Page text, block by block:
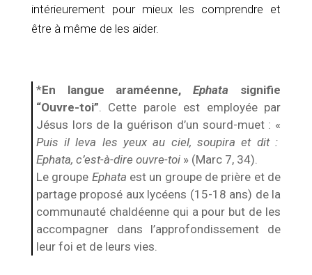
intérieurement pour mieux les comprendre et
être à même de les aider.
*En langue araméenne,Ephata signifie
“Ouvre-toi” . Cette parole est employée par
Jésus lors de la guérison d’un sourd-muet : «
Puis il leva les yeux au ciel, soupira et dit :
Ephata, c’est-à-dire ouvre-toi» (Marc 7, 34).
Le groupe Ephata est un groupe de prière et de
partage proposé aux lycéens (15-18 ans) de la
communauté chaldéenne qui a pour but de les
accompagner dans l’approfondissement de
leur foi et de leurs vies.